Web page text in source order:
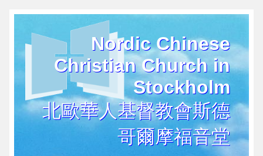
Nordic Chinese
Christian Church in
Stockholm
北歐華人基督教會斯德
哥爾摩福音堂
历
史
户